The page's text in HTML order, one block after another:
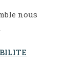
nous